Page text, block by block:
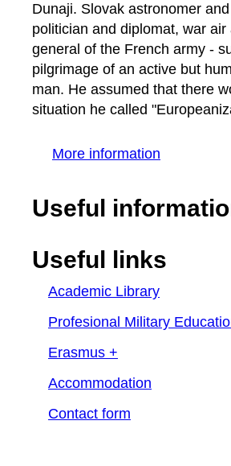
Dunaji. Slovak astronomer
politician and diplomat, war air
general of the French army -
pilgrimage of an active but
man. He assumed that there
situation he called
More information
Useful
Useful links
Academic Library
Profesional Military
Erasmus +
Accommodation
Contact form